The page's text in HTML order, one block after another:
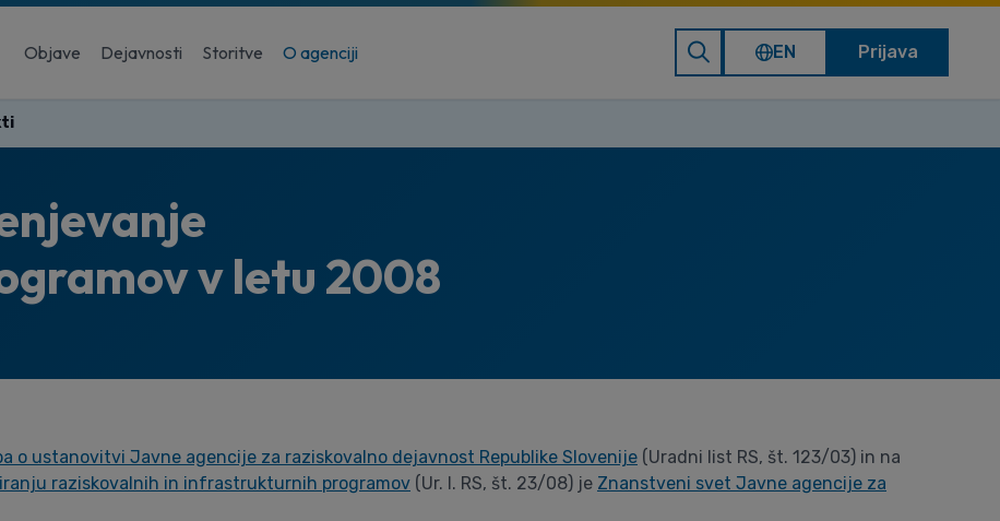
Objave Dejavnosti Storitve O agenciji EN Prijava
v letu 2008
o ustanovitvi Javne agencije za raziskovalno dejavnost Republike Slovenije (Uradni list RS, št. 123/03) in na
raziskovalnih in infrastrukturnih programov (Ur. l. RS, št. 23/08) je Znanstveni svet Javne agencije za